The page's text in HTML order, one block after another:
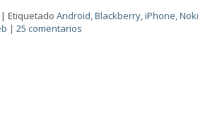
|Etiquetado Android,Blackberry,iPhone,
|25 comentarios